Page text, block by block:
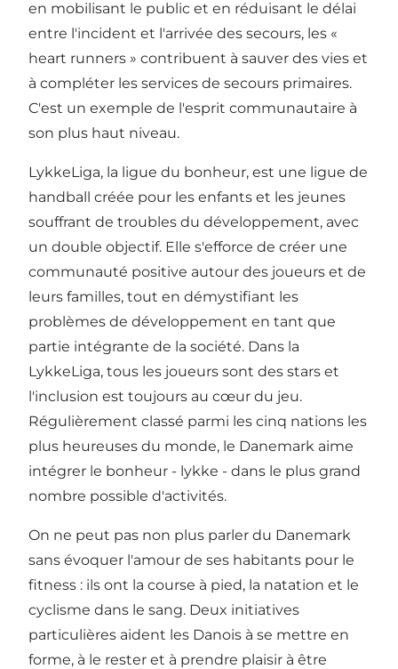
en mobilisant le public et en réduisant le délai
entre l'incident et l'arrivée des secours, les «
heart runners » contribuent à sauver des vies et
à compléter les services de secours primaires.
C'est un exemple de l'esprit communautaire à
son plus haut niveau.
LykkeLiga, la ligue du bonheur, est une ligue de
handball créée pour les enfants et les jeunes
souffrant de troubles du développement, avec
un double objectif. Elle s'efforce de créer une
communauté positive autour des joueurs et de
leurs familles, tout en démystifiant les
problèmes de développement en tant que
partie intégrante de la société. Dans la
LykkeLiga, tous les joueurs sont des stars et
l'inclusion est toujours au cœur du jeu.
Régulièrement classé parmi les cinq nations les
plus heureuses du monde, le Danemark aime
intégrer le bonheur - lykke - dans le plus grand
nombre possible d'activités.
On ne peut pas non plus parler du Danemark
sans évoquer l'amour de ses habitants pour le
fitness : ils ont la course à pied, la natation et le
cyclisme dans le sang. Deux initiatives
particulières aident les Danois à se mettre en
forme, à le rester et à prendre plaisir à être